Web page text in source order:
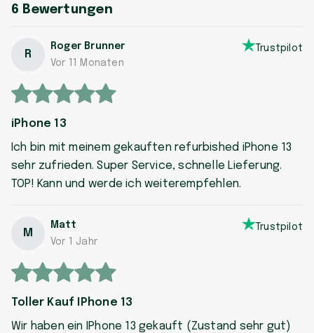
6 Bewertungen
R
Roger Brunner
Vor 11 Monaten
Trustpilot
iPhone 13
Ich bin mit meinem gekauften refurbished iPhone 13
sehr zufrieden. Super Service, schnelle Lieferung.
TOP! Kann und werde ich weiterempfehlen.
M
Matt
Vor 1 Jahr
Trustpilot
Toller Kauf IPhone 13
Wir haben ein IPhone 13 gekauft (Zustand sehr gut)